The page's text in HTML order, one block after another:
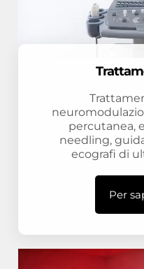
percutanea,
needling,
ecografi di
Per